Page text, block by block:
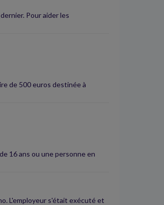
Pour aider les
de 500 euros destinée à
16 ans ou une personne en
L'employeur s'était exécuté et